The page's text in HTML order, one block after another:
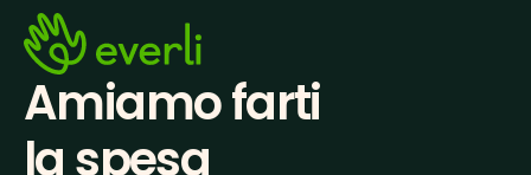
Amiamo farti
la spesa